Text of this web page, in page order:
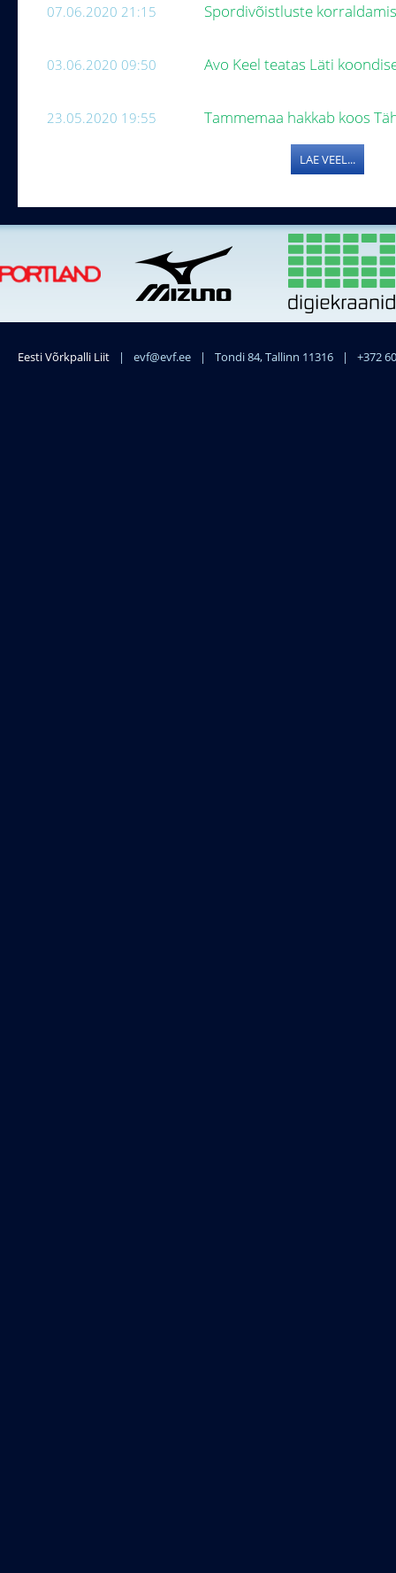
07.06.2020 21:15 Spordivõistluste
03.06.2020 09:50 Avo Keel teatas Läti
23.05.2020 19:55 Tammemaa hakkab koos
LAE VEEL...
Eesti Võrkpalli Liit | evf@evf.ee | Tondi 84, Tallinn 11316 | +372